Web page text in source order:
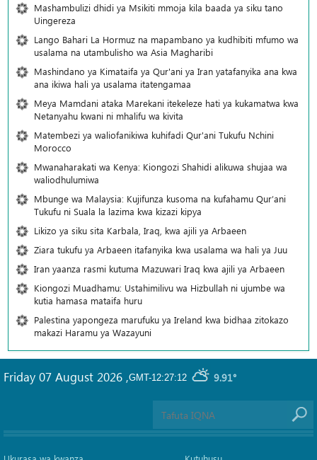
Mashambulizi dhidi ya Msikiti mmoja kila baada ya siku tano
Uingereza
Lango Bahari La Hormuz na mapambano ya kudhibiti mfumo wa
usalama na utambulisho wa Asia Magharibi
Mashindano ya Kimataifa ya Qur'ani ya Iran yatafanyika ana kwa
ana ikiwa hali ya usalama itatengamaa
Meya Mamdani ataka Marekani itekeleze hati ya kukamatwa kwa
Netanyahu kwani ni mhalifu wa kivita
Matembezi ya waliofanikiwa kuhifadi Qur'ani Tukufu Nchini
Morocco
Mwanaharakati wa Kenya: Kiongozi Shahidi alikuwa shujaa wa
waliodhulumiwa
Mbunge wa Malaysia: Kujifunza kusoma na kufahamu Qur’ani
Tukufu ni Suala la lazima kwa kizazi kipya
Likizo ya siku sita Karbala, Iraq, kwa ajili ya Arbaeen
Ziara tukufu ya Arbaeen itafanyika kwa usalama wa hali ya Juu
Iran yaanza rasmi kutuma Mazuwari Iraq kwa ajili ya Arbaeen
Kiongozi Muadhamu: Ustahimilivu wa Hizbullah ni ujumbe wa
kutia hamasa mataifa huru
Palestina yapongeza marufuku ya Ireland kwa bidhaa zitokazo
makazi Haramu ya Wazayuni
GMT-12:27:12 9.91°
Friday 07 August 2026 ,